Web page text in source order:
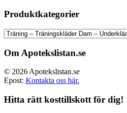
priset
499.00 kr.
priset
är:
374.00 kr.
Produktkategorier
Om Apotekslistan.se
© 2026 Apotekslistan.se
Epost: Kontakta oss här.
Hitta rätt kosttillskott för dig!